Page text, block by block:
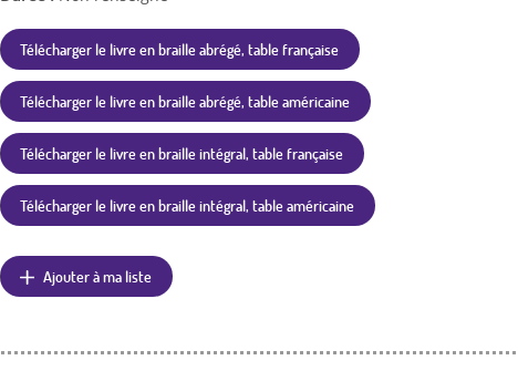
Télécharger le livre en braille abrégé, table française
Télécharger le livre en braille abrégé, table américaine
Télécharger le livre en braille intégral, table française
Télécharger le livre en braille intégral, table américaine
Ajouter à ma liste